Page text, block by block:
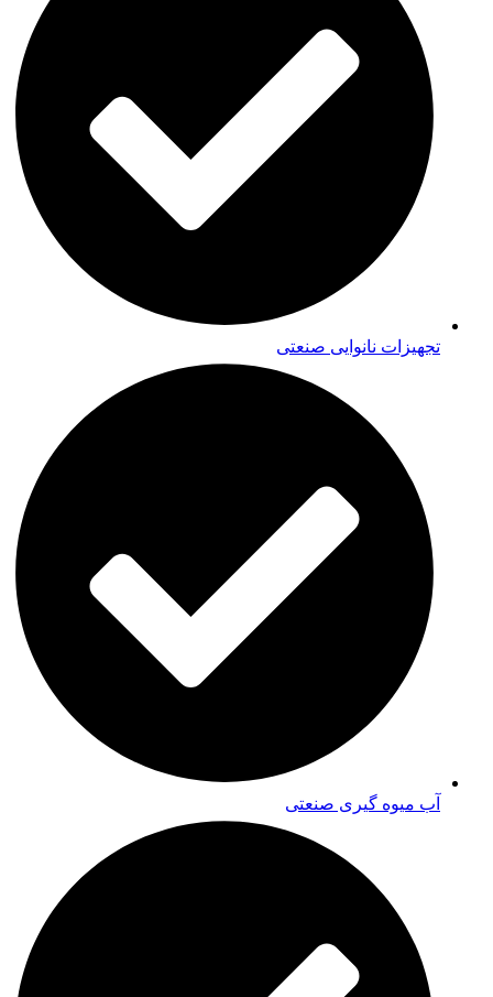
تجهیزات نانوایی صنعتی
آب میوه گیری صنعتی